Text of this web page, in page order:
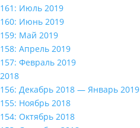
161: Июль 2019
160: Июнь 2019
159: Май 2019
158: Апрель 2019
157: Февраль 2019
2018
156: Декабрь 2018 — Январь 2019
155: Ноябрь 2018
154: Октябрь 2018